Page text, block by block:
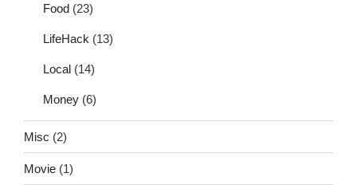
Food (23)
LifeHack (13)
Local (14)
Money (6)
Misc (2)
Movie (1)